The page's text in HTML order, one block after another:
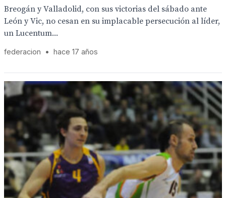
Breogán y Valladolid, con sus victorias del sábado ante
León y Vic, no cesan en su implacable persecución al líder,
un Lucentum...
federacion • hace 17 años